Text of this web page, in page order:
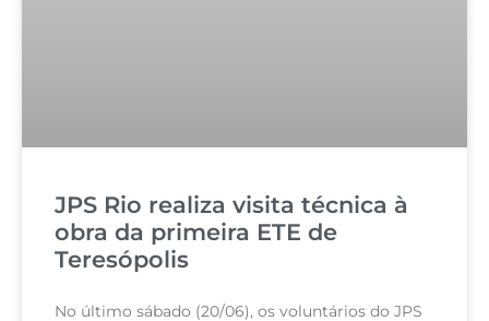
JPS Rio realiza visita técnica à
obra da primeira ETE de
Teresópolis
No último sábado (20/06), os voluntários do JPS